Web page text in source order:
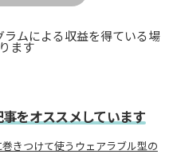
ムによる収益を得ている場
ます
をオススメしています
きつけて使うウェアラブル型の